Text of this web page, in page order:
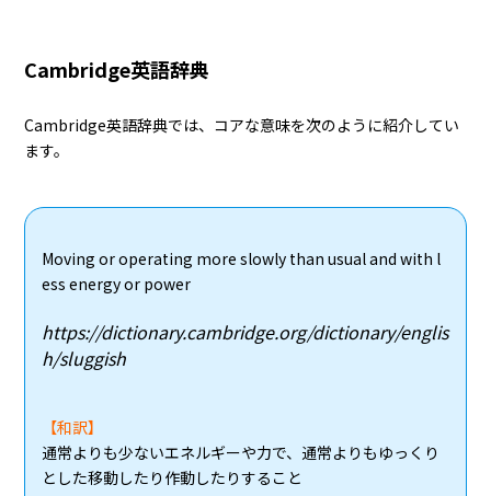
Cambridge英語辞典
Cambridge英語辞典では、コアな意味を次のように紹介してい
ます。
Moving or operating more slowly than usual and with l
ess energy or power
https://dictionary.cambridge.org/dictionary/englis
h/sluggish
【和訳】
通常よりも少ないエネルギーや力で、通常よりもゆっくり
とした移動したり作動したりすること